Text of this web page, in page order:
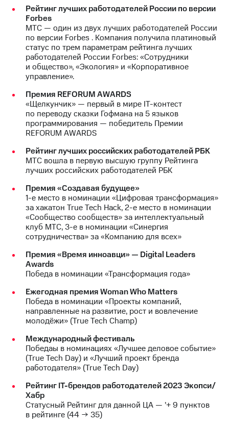
Контакты
развитие
деловая этика
На главную
Рейтинг лучших работодателей России по версии
Forbes
МТС — один из двух лучших работодателей России
по версии Forbes . Компания получила платиновый
статус по трем параметрам рейтинга лучших
работодателей России Forbes: «Сотрудники
и общество», «Экология» и «Корпоративное
управление».
Премия REFORUM AWARDS
«Щелкунчик» — первый в мире IT-контест
по переводу сказки Гофмана на 5 языков
программирования — победитель Премии
REFORUM AWARDS
Рейтинг лучших российских работодателей РБК
МТС вошла в первую высшую группу Рейтинга
лучших российских работодателей РБК
Премия «Создавая будущее»
1-е место в номинации «Цифровая трансформация»
за хакатон True Tech Hack, 2-е место в номинации
«Сообщество сообществ» за интеллектуальный
клуб МТС, 3-е в номинации «Синергия
сотрудничества» за «Компанию для всех»
Премия «Время инноавци» — Digital Leaders
Awards
Победа в номинации «Трансформация года»
Ежегодная премия Woman Who Matters
Победа в номинации «Проекты компаний,
направленные на развитие, рост и вовлечение
молодёжи» (True Tech Champ)
Международный фестиваль
Победаы в номинациях «Лучшее деловое событие»
(True Tech Day) и «Лучший проект бренда
работодателя» (True Tech Day)
Рейтинг IT-брендов работодателей 2023 Экопси/
Хабр
Статусный Рейтинг для данной ЦА — ’+ 9 пунктов
в рейтинге (44 → 35)